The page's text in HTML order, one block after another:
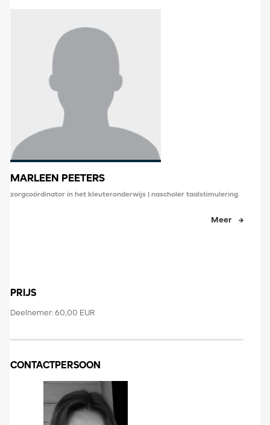
MARLEEN PEETERS
zorgcoördinator in het kleuteronderwijs | nascholer taalstimulering
Meer
PRIJS
Deelnemer: 60,00 EUR
CONTACTPERSOON